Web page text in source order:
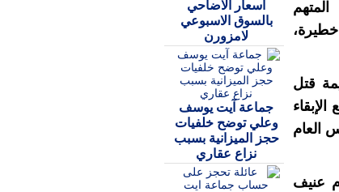
قتل
ألمير، مع الإبقاء
العام
لهجوم عنيف
اسعار الاضاحي
بالسوق الاسبوعي
لامزورن
جماعة آيت يوسف
وعلي توضح خلفيات
حجز الميزانية بسبب
نزاع عقاري